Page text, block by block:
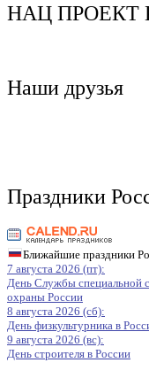
НАЦ ПРОЕКТ
Наши друзья
Праздники
Ближайшие праздники
7 августа 2026 (пт):
День Службы специальной
охраны России
8 августа 2026 (сб):
День физкультурника в
9 августа 2026 (вс):
День строителя в России